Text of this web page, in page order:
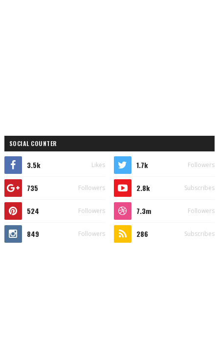
SOCIAL COUNTER
3.5k Likes 1.7k Followers
735 Followers 2.8k Subscribes
524 Followers 7.3m Followers
849 Followers 286 Subscribes